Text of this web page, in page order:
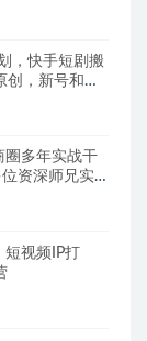
，快手短剧搬
创，新号和老
圈多年实战干
资深师兄实
视频IP打